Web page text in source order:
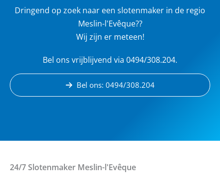
Dringend op zoek naar een slotenmaker in de regio
Meslin-l'Evêque??
Wij zijn er meteen!
Bel ons vrijblijvend via 0494/308.204.
Bel ons: 0494/308.204
24/7 Slotenmaker Meslin-l'Evêque